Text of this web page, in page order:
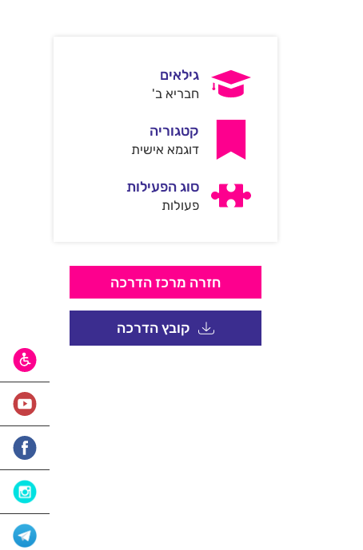
גילאים
חבריא ב'
קטגוריה
דוגמא אישית
סוג הפעילות
פעולות
חזרה מרכז הדרכה
קובץ הדרכה